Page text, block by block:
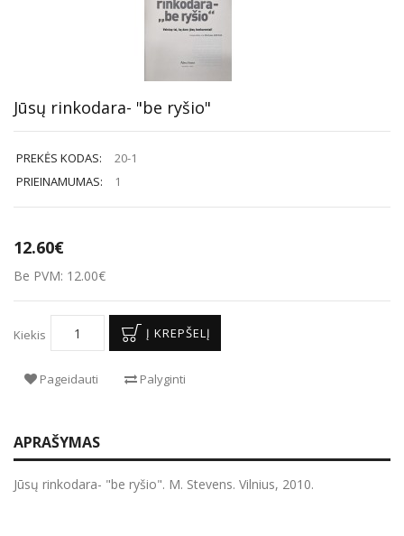
Jūsų rinkodara- "be ryšio"
PREKĖS KODAS:
20-1
PRIEINAMUMAS:
1
12.60€
Be PVM: 12.00€
Kiekis Į KREPŠELĮ
Pageidauti Palyginti
APRAŠYMAS
Jūsų rinkodara- "be ryšio". M. Stevens. Vilnius, 2010.